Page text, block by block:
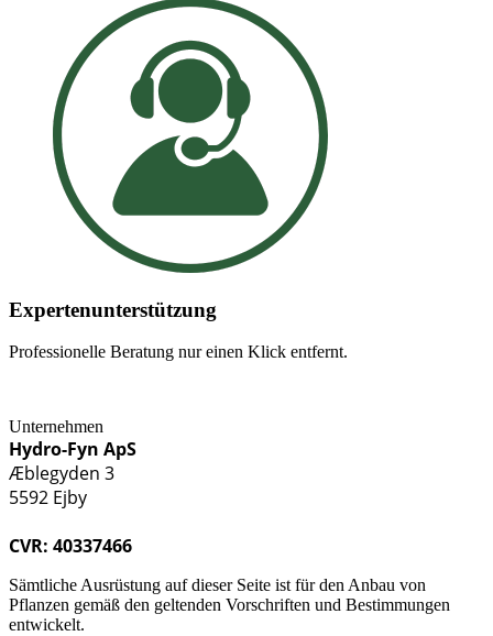
Expertenunterstützung
Professionelle Beratung nur einen Klick entfernt.
Unternehmen
Hydro-Fyn ApS
Æblegyden 3
5592 Ejby
CVR: 40337466
Sämtliche Ausrüstung auf dieser Seite ist für den Anbau von
Pflanzen gemäß den geltenden Vorschriften und Bestimmungen
entwickelt.